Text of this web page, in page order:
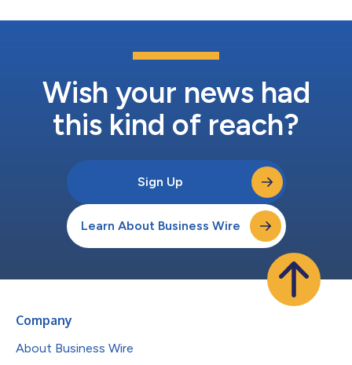
成員公司將強化我們以一致且清晰的方式提供該服務的能力。」
個東南亞地區進行投資和擴張的企業而言，印尼仍然是一個重要市
場。Andersen in Indonesia的加入進一步強化了我們在該地區的業
Wish your news had
this kind of reach?
Sign Up
Learn About Business Wire
Company
About Business Wire